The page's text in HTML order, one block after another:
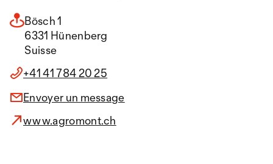
Bösch 1
6331 Hünenberg
Suisse
+41 41 784 20 25
Envoyer un message
www.agromont.ch